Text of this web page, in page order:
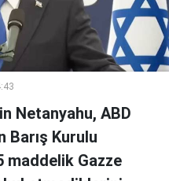
Netanyahu, ABD
Barış Kurulu
maddelik Gazze